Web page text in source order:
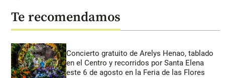
Te recomendamos
Concierto gratuito de Arelys Henao, tablado
en el Centro y recorridos por Santa Elena
este 6 de agosto en la Feria de las Flores